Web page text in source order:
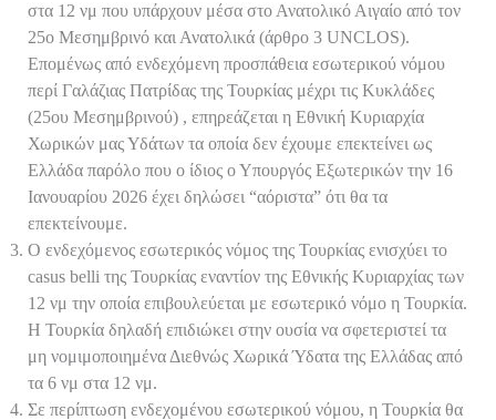
στα 12 νμ που υπάρχουν μέσα στο Ανατολικό Αιγαίο από τον
25ο Μεσημβρινό και Ανατολικά (άρθρο 3 UNCLOS).
Επομένως από ενδεχόμενη προσπάθεια εσωτερικού νόμου
περί Γαλάζιας Πατρίδας της Τουρκίας μέχρι τις Κυκλάδες
(25ου Μεσημβρινού) , επηρεάζεται η Εθνική Κυριαρχία
Χωρικών μας Υδάτων τα οποία δεν έχουμε επεκτείνει ως
Ελλάδα παρόλο που ο ίδιος ο Υπουργός Εξωτερικών την 16
Ιανουαρίου 2026 έχει δηλώσει “αόριστα” ότι θα τα
επεκτείνουμε.
Ο ενδεχόμενος εσωτερικός νόμος της Τουρκίας ενισχύει το
casus belli της Τουρκίας εναντίον της Εθνικής Κυριαρχίας των
12 νμ την οποία επιβουλεύεται με εσωτερικό νόμο η Τουρκία.
Η Τουρκία δηλαδή επιδιώκει στην ουσία να σφετεριστεί τα
μη νομιμοποιημένα Διεθνώς Χωρικά Ύδατα της Ελλάδας από
τα 6 νμ στα 12 νμ.
Σε περίπτωση ενδεχομένου εσωτερικού νόμου, η Τουρκία θα